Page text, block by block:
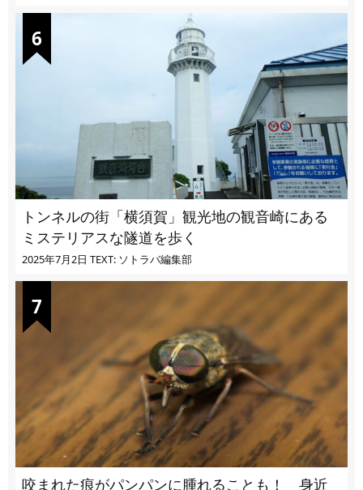
トンネルの街「横須賀」観光地の観音崎にある
ミステリアスな隧道を歩く
2025年7月2日 TEXT: ソトラバ編集部
咬まれた痕がパンパンに腫れることも！ 身近